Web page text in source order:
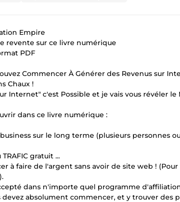
Empire
revente sur ce livre numérique
PDF
Commencer À Générer des Revenus sur
Chaux !
Internet" c'est Possible et je vais vous révéler
dans ce livre numérique :
sur le long terme (plusieurs personnes
gratuit ...
à faire de l'argent sans avoir de site web !
dans n'importe quel programme
devez absolument commencer, et y trouver des